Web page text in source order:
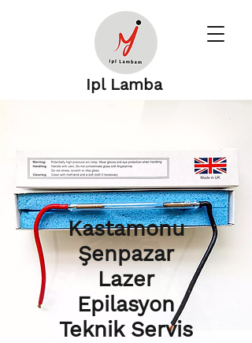
Ipl Lamba
Kastamonu
Şenpazar
Lazer
Epilasyon
Teknik Servis